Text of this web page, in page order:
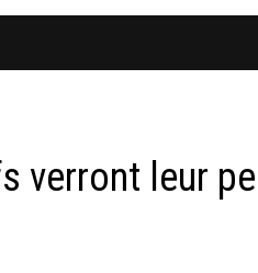
verront leur